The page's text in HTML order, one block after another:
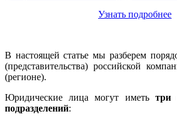
Узнать подробнее
В настоящей статье мы разберем
(представительства) российской
(регионе).
Юридические лица могут иметь три
подразделений: